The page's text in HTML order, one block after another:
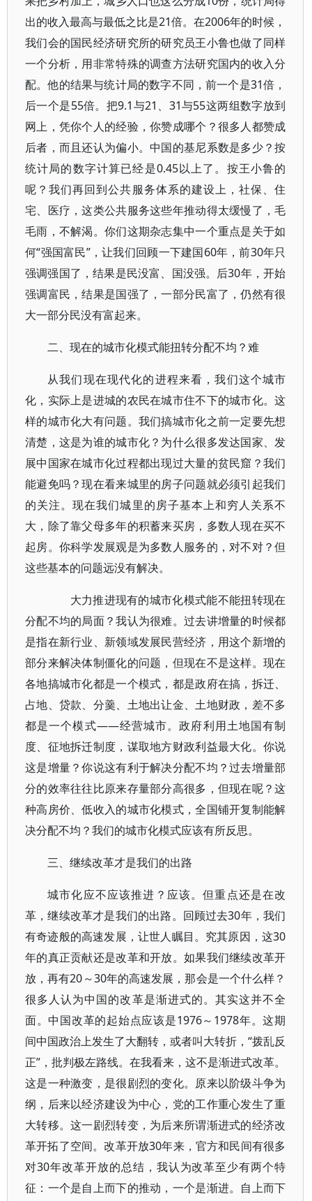
出的收入最高与最低之比是21倍。在2006年的时候，
我们会的国民经济研究所的研究员王小鲁也做了同样
一个分析，用非常特殊的调查方法研究国内的收入分
配。他的结果与统计局的数字不同，前一个是31倍，
后一个是55倍。把9.1与21、31与55这两组数字放到
网上，凭你个人的经验，你赞成哪个？很多人都赞成
后者，而且还认为偏小。中国的基尼系数是多少？按
统计局的数字计算已经是0.45以上了。按王小鲁的
呢？我们再回到公共服务体系的建设上，社保、住
宅、医疗，这类公共服务这些年推动得太缓慢了，毛
毛雨，不解渴。你们这期杂志集中一个重点是关于如
何“强国富民”，让我们回顾一下建国60年，前30年只
强调强国了，结果是民没富、国没强。后30年，开始
强调富民，结果是国强了，一部分民富了，仍然有很
大一部分民没有富起来。
二、现在的城市化模式能扭转分配不均？难
从我们现在现代化的进程来看，我们这个城市
化，实际上是进城的农民在城市住不下的城市化。这
样的城市化大有问题。我们搞城市化之前一定要先想
清楚，这是为谁的城市化？为什么很多发达国家、发
展中国家在城市化过程都出现过大量的贫民窟？我们
能避免吗？现在看来城里的房子问题就必须引起我们
的关注。现在我们城里的房子基本上和穷人关系不
大，除了靠父母多年的积蓄来买房，多数人现在买不
起房。你科学发展观是为多数人服务的，对不对？但
这些基本的问题远没有解决。
大力推进现有的城市化模式能不能扭转现在
分配不均的局面？我认为很难。过去讲增量的时候都
是指在新行业、新领域发展民营经济，用这个新增的
部分来解决体制僵化的问题，但现在不是这样。现在
各地搞城市化都是一个模式，都是政府在搞，拆迁、
占地、贷款、分羹、土地出让金、土地财政，差不多
都是一个模式——经营城市。政府利用土地国有制
度、征地拆迁制度，谋取地方财政利益最大化。你说
这是增量？你说这有利于解决分配不均？过去增量部
分的效率往往比原来存量部分高很多，但现在呢？这
种高房价、低收入的城市化模式，全国铺开复制能解
决分配不均？我们的城市化模式应该有所反思。
三、继续改革才是我们的出路
城市化应不应该推进？应该。但重点还是在改
革，继续改革才是我们的出路。回顾过去30年，我们
有奇迹般的高速发展，让世人瞩目。究其原因，这30
年的真正贡献还是改革和开放。如果我们继续改革开
放，再有20～30年的高速发展，那会是一个什么样？
很多人认为中国的改革是渐进式的。其实这并不全
面。中国改革的起始点应该是1976～1978年。这期
间中国政治上发生了大翻转，或者叫大转折，“拨乱反
正”，批判极左路线。在我看来，这不是渐进式改革。
这是一种激变，是很剧烈的变化。原来以阶级斗争为
纲，后来以经济建设为中心，党的工作重心发生了重
大转移。这一剧烈转变，为后来所谓渐进式的经济改
革开拓了空间。改革开放30年来，官方和民间有很多
对30年改革开放的总结，我认为改革至少有两个特
征：一个是自上而下的推动，一个是渐进。自上而下